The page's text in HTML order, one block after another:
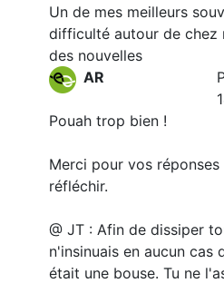
Un de mes meilleurs
difficulté autour de chez
des nouvelles
AR
Pouah trop bien !
Merci pour vos
réfléchir.
@ JT : Afin de dissiper
n'insinuais en aucun cas
était une bouse. Tu ne